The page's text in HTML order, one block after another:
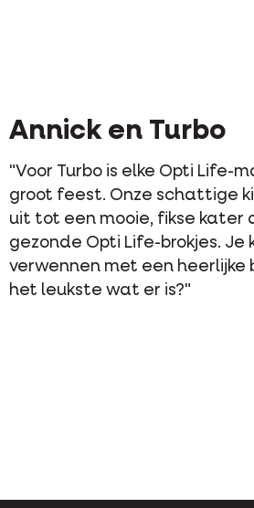
Jens en Rosa
"Vanaf de eerste
mengden met Rosa’s
ze de nieuwe brokjes
ze vaak diarree.
gebeurt dit nooit
voeding dus erg